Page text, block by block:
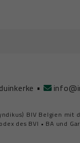
•
BIV Belgien mit
des BVI • BA und